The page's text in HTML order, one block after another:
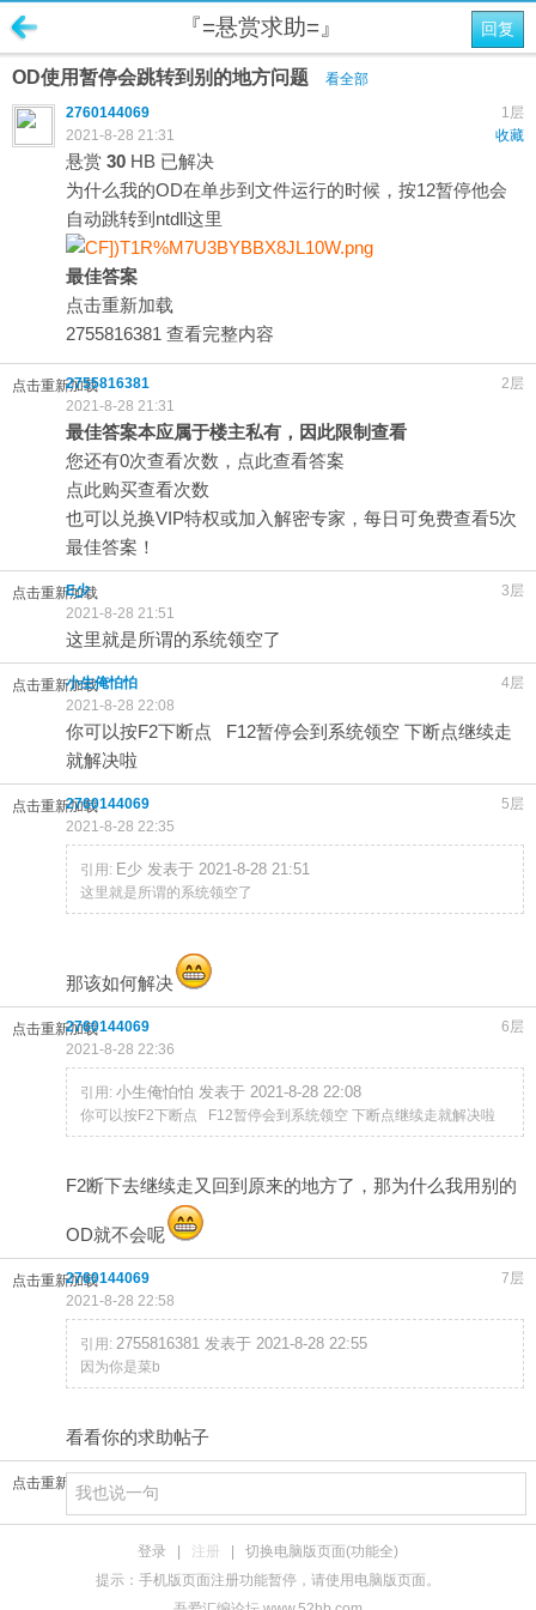
回复
『=悬赏求助=』
OD使用暂停会跳转到别的地方问题
看全部
1层
2760144069
收藏
2021-8-28 21:31
悬赏 30 HB 已解决
为什么我的OD在单步到文件运行的时候，按12暂停他会
自动跳转到ntdll这里
最佳答案
点击重新加载
2755816381 查看完整内容
点击重新加载 2层
2755816381
2021-8-28 21:31
最佳答案本应属于楼主私有，因此限制查看
您还有0次查看次数， 点此查看答案
点此购买查看次数
也可以兑换VIP特权或加入解密专家 ，每日可免费查看5次
最佳答案！
点击重新加载 3层
E少
2021-8-28 21:51
这里就是所谓的系统领空了
点击重新加载 4层
小生俺怕怕
2021-8-28 22:08
你可以按F2下断点 F12暂停会到系统领空 下断点继续走
就解决啦
点击重新加载 5层
2760144069
2021-8-28 22:35
引用: E少 发表于 2021-8-28 21:51
这里就是所谓的系统领空了
那该如何解决
点击重新加载 6层
2760144069
2021-8-28 22:36
引用: 小生俺怕怕 发表于 2021-8-28 22:08
你可以按F2下断点 F12暂停会到系统领空 下断点继续走就解决啦
F2断下去继续走又回到原来的地方了，那为什么我用别的
OD就不会呢
点击重新加载 7层
2760144069
2021-8-28 22:58
引用: 2755816381 发表于 2021-8-28 22:55
因为你是菜b
看看你的求助帖子
点击重新加载
登录 注册
切换电脑版页面(功能全)
提示：手机版页面注册功能暂停，请使用电脑版页面。